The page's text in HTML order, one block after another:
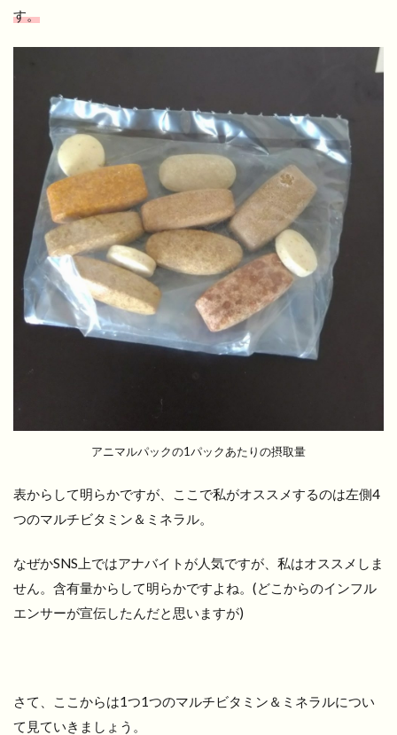
す。
アニマルパックの1パックあたりの摂取量
表からして明らかですが、ここで私がオススメするのは左側4
つのマルチビタミン＆ミネラル。
なぜかSNS上ではアナバイトが人気ですが、私はオススメしま
せん。含有量からして明らかですよね。(どこからのインフル
エンサーが宣伝したんだと思いますが)
さて、ここからは1つ1つのマルチビタミン＆ミネラルについ
て見ていきましょう。